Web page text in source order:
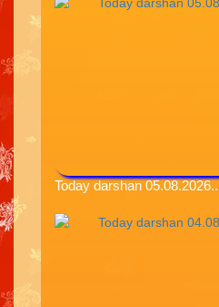
Today darshan 05.08.2026..